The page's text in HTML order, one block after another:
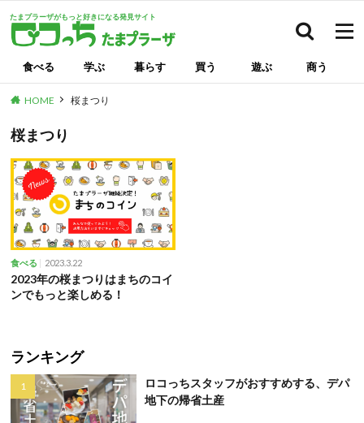
たまプラーザがもっと好きになる発見サイト
食べる 学ぶ 暮らす 買う 遊ぶ 商う
HOME 桜まつり
桜まつり
食べる 2023.3.22
2023年の桜まつりはまちのコイ
ンでもっと楽しめる！
ランキング
ロコっちスタッフがおすすめする、デパ
地下の帰省土産